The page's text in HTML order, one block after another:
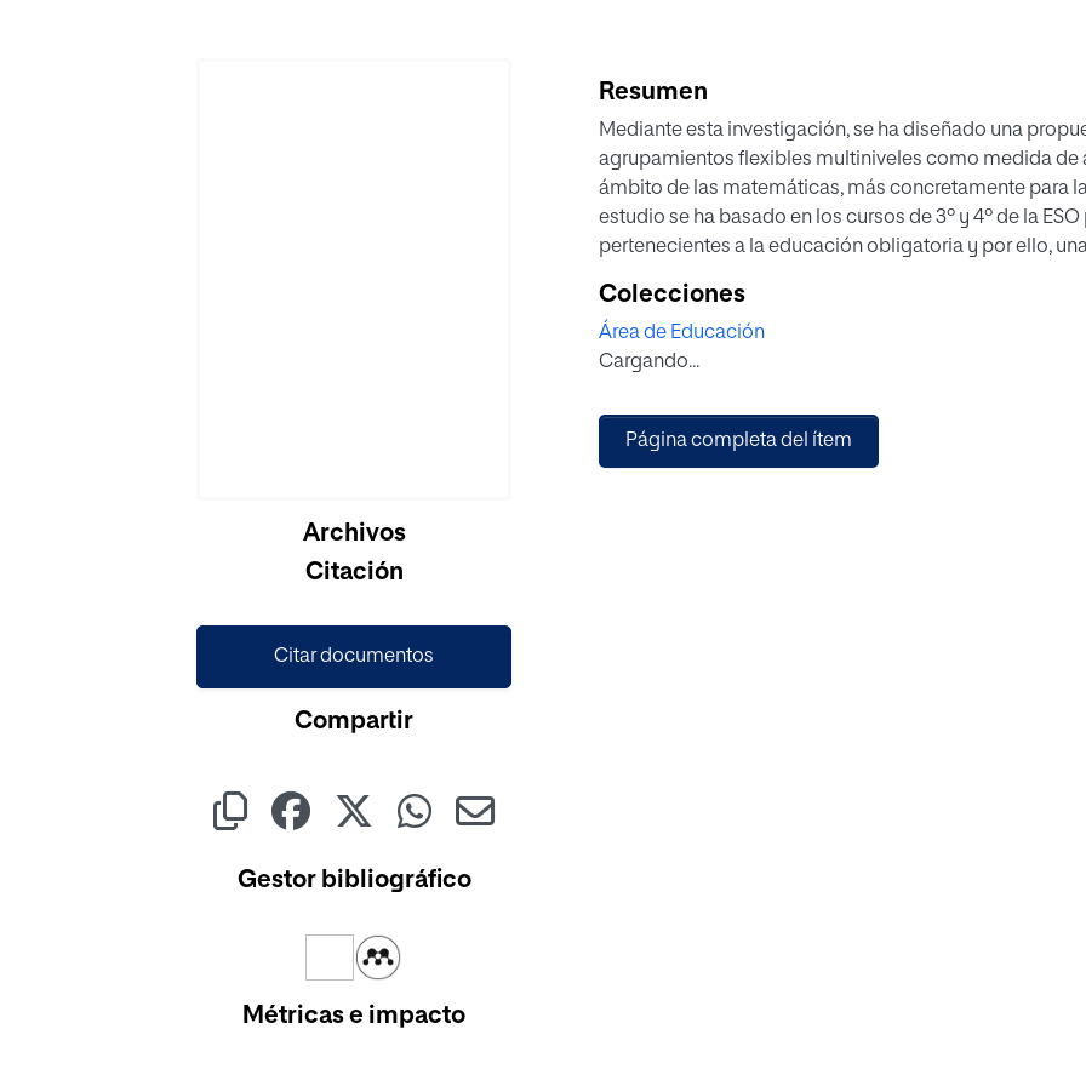
Archivos
Citación
Citar documentos
Compartir
Gestor bibliográfico
Métricas e impacto
Resumen
Mediante esta investigación, se ha diseñado una
agrupamientos flexibles multiniveles como medida de
ámbito de las matemáticas, más concretamente para
estudio se ha basado en los cursos de 3º y 4º de la
pertenecientes a la educación obligatoria y por ello,
Como base del trabajo, se presenta un marco teórico
la atención a la diversidad, la didáctica de las
las dificultades de la asignatura y los diferentes tipos
asignatura de matemáticas.
Con todo ello, se presenta una propuesta en la que se
Colecciones
Área de Educación
Cargando...
Página completa del ítem